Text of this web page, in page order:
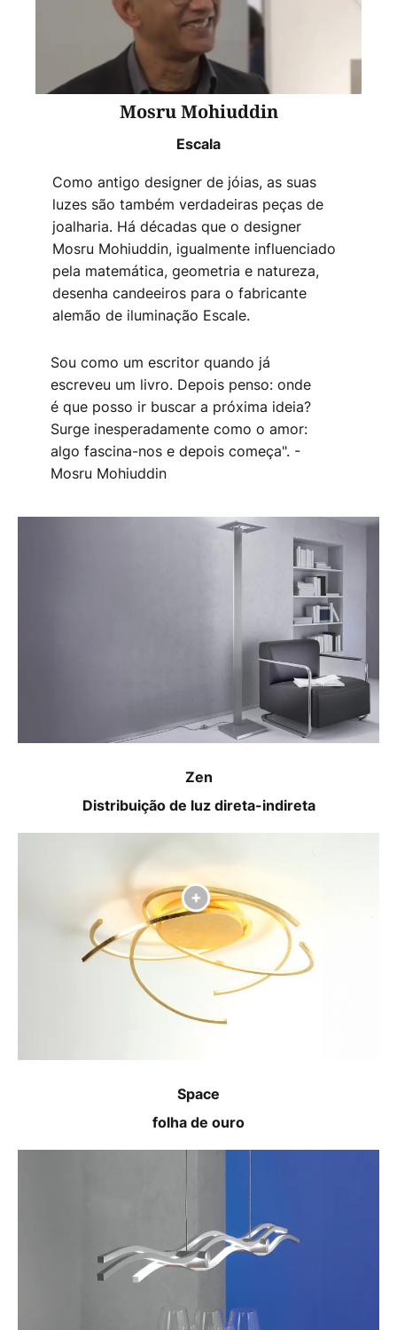
Mosru Mohiuddin
Escala
Como antigo designer de jóias, as suas
luzes são também verdadeiras peças de
joalharia. Há décadas que o designer
Mosru Mohiuddin, igualmente influenciado
pela matemática, geometria e natureza,
desenha candeeiros para o fabricante
alemão de iluminação Escale.
Sou como um escritor quando já
escreveu um livro. Depois penso: onde
é que posso ir buscar a próxima ideia?
Surge inesperadamente como o amor:
algo fascina-nos e depois começa". -
Mosru Mohiuddin
Zen
Distribuição de luz direta-indireta
Space
folha de ouro